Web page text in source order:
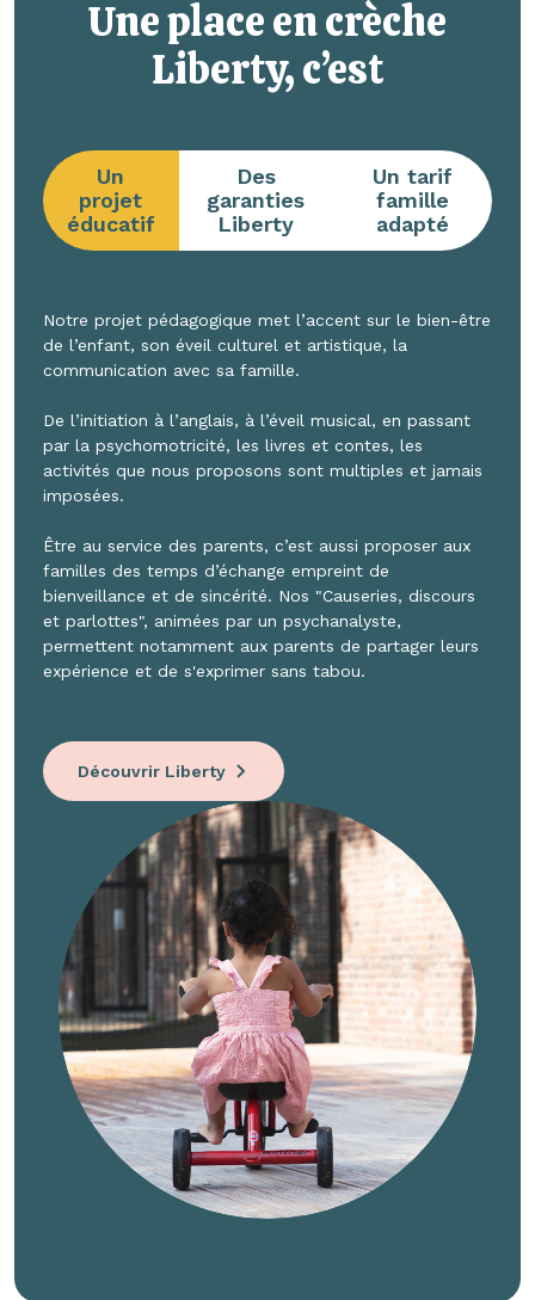
Une place en crèche
Liberty, c’est
Un
projet
éducatif
Des
garanties
Liberty
Un tarif
famille
adapté
Notre projet pédagogique met l’accent sur le bien-être
de l’enfant, son éveil culturel et artistique, la
communication avec sa famille.
De l’initiation à l’anglais, à l’éveil musical, en passant
par la psychomotricité, les livres et contes, les
activités que nous proposons sont multiples et jamais
imposées.
Être au service des parents, c’est aussi proposer aux
familles des temps d’échange empreint de
bienveillance et de sincérité. Nos "Causeries, discours
et parlottes", animées par un psychanalyste,
permettent notamment aux parents de partager leurs
expérience et de s'exprimer sans tabou.
Découvrir Liberty